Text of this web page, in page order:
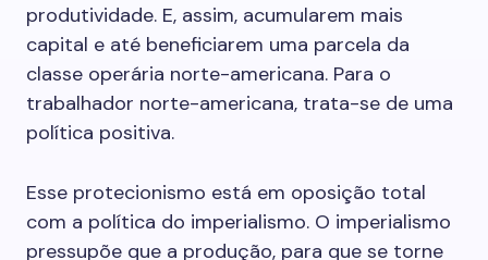
produtividade. E, assim, acumularem mais
capital e até beneficiarem uma parcela da
classe operária norte-americana. Para o
trabalhador norte-americana, trata-se de uma
política positiva.
Esse protecionismo está em oposição total
com a política do imperialismo. O imperialismo
pressupõe que a produção, para que se torne